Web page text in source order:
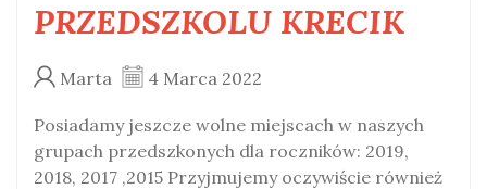
PRZEDSZKOLU KRECIK
Marta 4 Marca 2022
Posiadamy jeszcze wolne miejscach w naszych
grupach przedszkonych dla roczników: 2019,
2018, 2017 ,2015 Przyjmujemy oczywiście również